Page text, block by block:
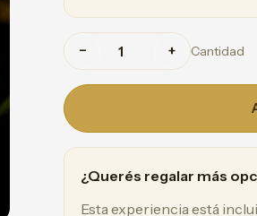
− + Cantidad
¿Querés regalar más
Esta experiencia está